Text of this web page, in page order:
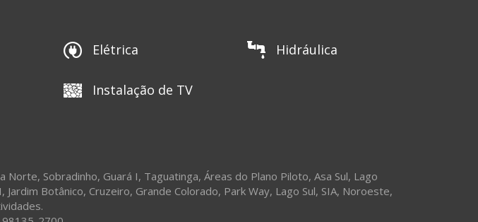
Elétrica
Instalação de TV
Hidráulica
Norte, Sobradinho, Guará I, Taguatinga, Áreas do Plano Piloto, Asa Sul, Lago
, Jardim Botânico, Cruzeiro, Grande Colorado, Park Way, Lago Sul, SIA, Noroeste,
.